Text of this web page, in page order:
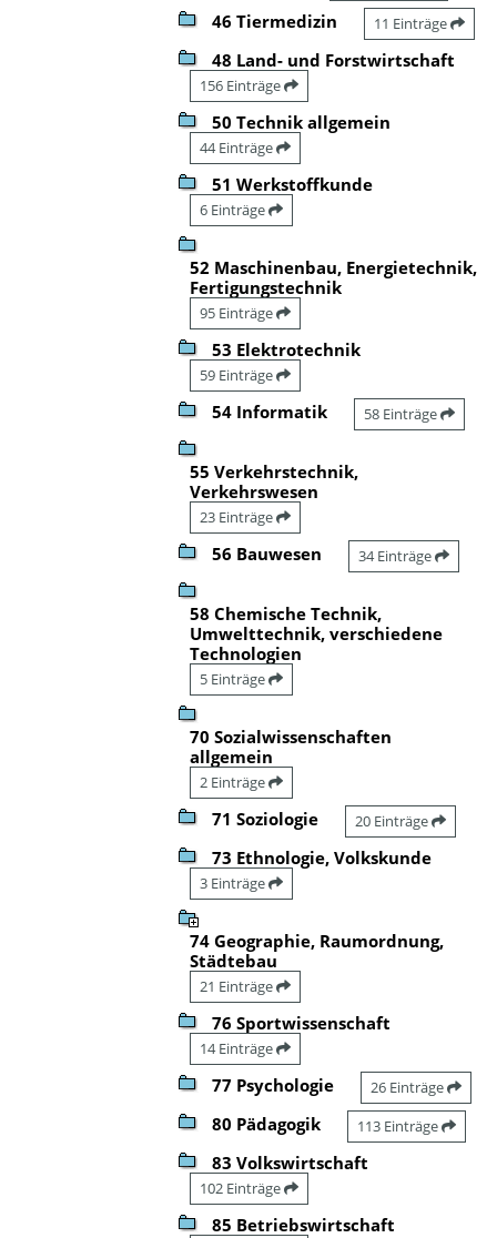
46 Tiermedizin 11 Einträge
48 Land- und Forstwirtschaft
156 Einträge
50 Technik allgemein
44 Einträge
51 Werkstoffkunde
6 Einträge
52 Maschinenbau, Energietechnik,
Fertigungstechnik
95 Einträge
53 Elektrotechnik
59 Einträge
54 Informatik 58 Einträge
55 Verkehrstechnik,
Verkehrswesen
23 Einträge
56 Bauwesen 34 Einträge
58 Chemische Technik,
Umwelttechnik, verschiedene
Technologien
5 Einträge
70 Sozialwissenschaften
allgemein
2 Einträge
71 Soziologie 20 Einträge
73 Ethnologie, Volkskunde
3 Einträge
74 Geographie, Raumordnung,
Städtebau
21 Einträge
76 Sportwissenschaft
14 Einträge
77 Psychologie 26 Einträge
80 Pädagogik 113 Einträge
83 Volkswirtschaft
102 Einträge
85 Betriebswirtschaft